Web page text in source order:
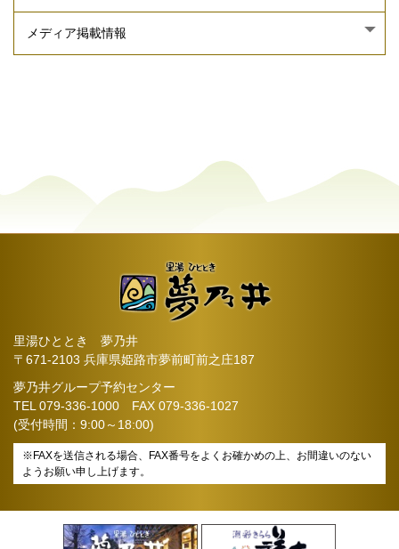
里湯ひととき 夢乃井
〒671-2103 兵庫県姫路市夢前町前之庄187
夢乃井グループ予約センター
TEL 079-336-1000 FAX 079-336-1027
(受付時間：9:00～18:00)
※FAXを送信される場合、FAX番号をよくお確かめの上、お間違いのない
ようお願い申し上げます。